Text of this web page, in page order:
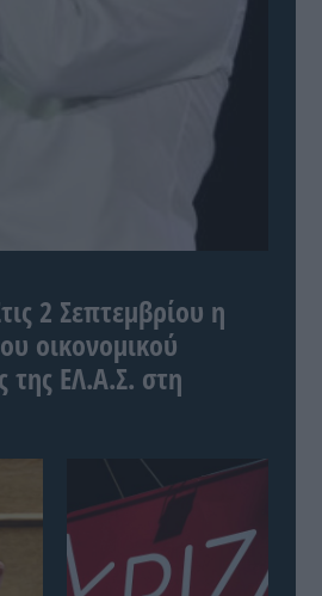
2 Σεπτεμβρίου η
οικονομικού
της ΕΛ.Α.Σ. στη